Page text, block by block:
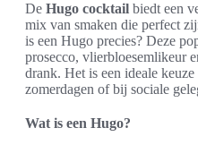
De Hugo cocktail biedt een
mix van smaken die perfect
is een Hugo precies? Deze
prosecco, vlierbloesemlikeur
drank. Het is een ideale
zomerdagen of bij sociale
Wat is een Hugo?